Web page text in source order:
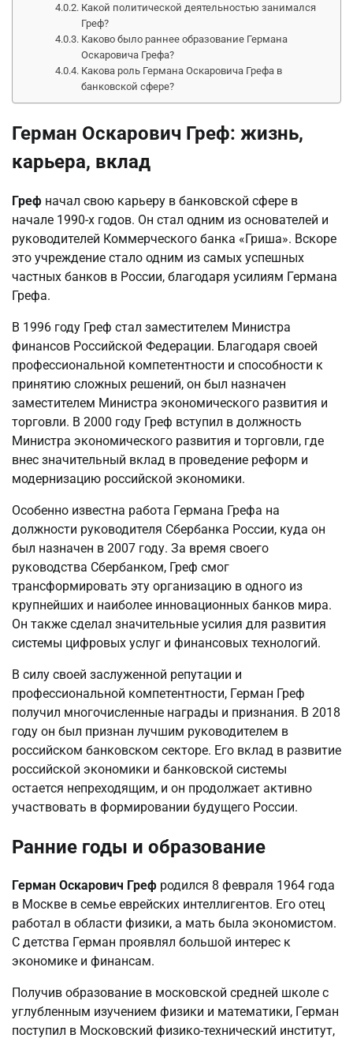
Какой политической деятельностью занимался
Греф?
Каково было раннее образование Германа
Оскаровича Грефа?
Какова роль Германа Оскаровича Грефа в
банковской сфере?
Герман Оскарович Греф: жизнь,
карьера, вклад
Греф начал свою карьеру в банковской сфере в
начале 1990-х годов. Он стал одним из основателей и
руководителей Коммерческого банка «Гриша». Вскоре
это учреждение стало одним из самых успешных
частных банков в России, благодаря усилиям Германа
Грефа.
В 1996 году Греф стал заместителем Министра
финансов Российской Федерации. Благодаря своей
профессиональной компетентности и способности к
принятию сложных решений, он был назначен
заместителем Министра экономического развития и
торговли. В 2000 году Греф вступил в должность
Министра экономического развития и торговли, где
внес значительный вклад в проведение реформ и
модернизацию российской экономики.
Особенно известна работа Германа Грефа на
должности руководителя Сбербанка России, куда он
был назначен в 2007 году. За время своего
руководства Сбербанком, Греф смог
трансформировать эту организацию в одного из
крупнейших и наиболее инновационных банков мира.
Он также сделал значительные усилия для развития
системы цифровых услуг и финансовых технологий.
В силу своей заслуженной репутации и
профессиональной компетентности, Герман Греф
получил многочисленные награды и признания. В 2018
году он был признан лучшим руководителем в
российском банковском секторе. Его вклад в развитие
российской экономики и банковской системы
остается непреходящим, и он продолжает активно
участвовать в формировании будущего России.
Ранние годы и образование
Герман Оскарович Греф родился 8 февраля 1964 года
в Москве в семье еврейских интеллигентов. Его отец
работал в области физики, а мать была экономистом.
С детства Герман проявлял большой интерес к
экономике и финансам.
Получив образование в московской средней школе с
углубленным изучением физики и математики, Герман
поступил в Московский физико-технический институт,